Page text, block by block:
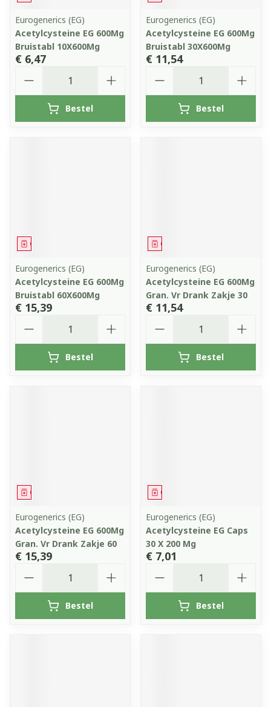
Eurogenerics (EG)
Acetylcysteine EG 600Mg
Bruistabl 10X600Mg
€ 6,47
Bestel
Eurogenerics (EG)
Acetylcysteine EG 600Mg
Bruistabl 30X600Mg
€ 11,54
Bestel
Geneesmiddel
Eurogenerics (EG)
Acetylcysteine EG 600Mg
Bruistabl 60X600Mg
€ 15,39
Bestel
Geneesmiddel
Eurogenerics (EG)
Acetylcysteine EG 600Mg
Gran. Vr Drank Zakje 30
€ 11,54
Bestel
Geneesmiddel
Eurogenerics (EG)
Acetylcysteine EG 600Mg
Gran. Vr Drank Zakje 60
€ 15,39
Bestel
Geneesmiddel
Eurogenerics (EG)
Acetylcysteine EG Caps
30 X 200 Mg
€ 7,01
Bestel